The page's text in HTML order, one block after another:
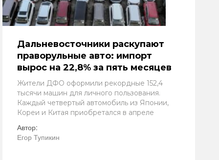
Дальневосточники раскупают
праворульные авто: импорт
вырос на 22,8% за пять месяцев
Жители ДФО оформили рекордные 152,4
тысячи машин для личного пользования.
Каждый четвертый автомобиль из Японии,
Кореи и Китая приобретался в апреле
Автор:
Егор Тупикин